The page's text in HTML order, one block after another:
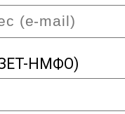
НМФО)